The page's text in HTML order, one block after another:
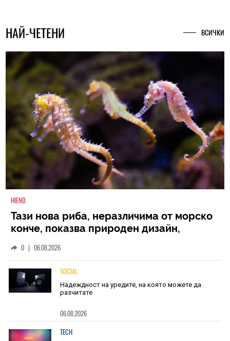
НАЙ-ЧЕТЕНИ ВСИЧКИ
HIEND
Тази нова риба, неразличима от морско
конче, показва природен дизайн,
0 | 06.08.2026
SOCIAL
Надеждност на уредите, на която можете да
разчитате
06.08.2026
TECH